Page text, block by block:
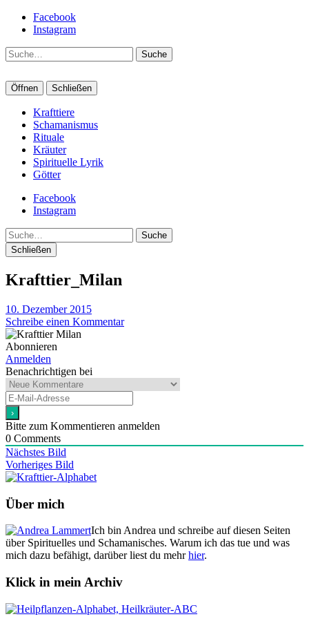
Facebook
Instagram
Suche
Öffnen Schließen
Krafttiere
Schamanismus
Rituale
Kräuter
Spirituelle Lyrik
Götter
Facebook
Instagram
Suche
Schließen
Krafttier_Milan
10. Dezember 2015
Schreibe einen Kommentar
Abonnieren
Anmelden
Benachrichtigen bei
Bitte zum Kommentieren anmelden
0 Comments
Nächstes Bild
Vorheriges Bild
Über mich
Ich bin Andrea und schreibe auf diesen Seiten
über Spirituelles und Schamanisches. Warum ich das tue und was
mich dazu befähigt, darüber liest du mehrhier.
Klick in mein Archiv